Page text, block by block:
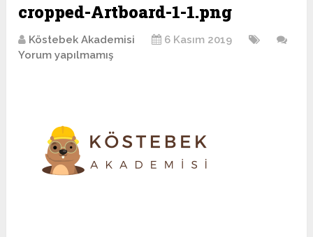
cropped-Artboard-1-1.png
Köstebek Akademisi
6 Kasım 2019
Yorum yapılmamış